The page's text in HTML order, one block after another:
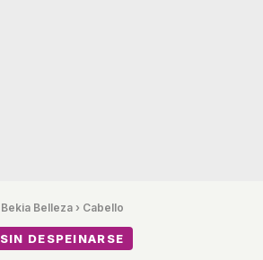
Bekia Belleza› Cabello
SIN DESPEINARSE